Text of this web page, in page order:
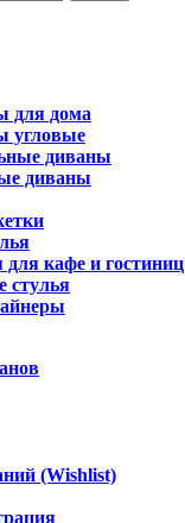
для дома
угловые
диваны
диваны
для кафе и гостиниц
стулья
(Wishlist)